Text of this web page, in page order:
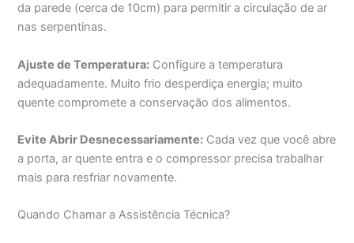
da parede (cerca de 10cm) para permitir a circulação de ar
nas serpentinas.
Ajuste de Temperatura: Configure a temperatura
adequadamente. Muito frio desperdiça energia; muito
quente compromete a conservação dos alimentos.
Evite Abrir Desnecessariamente: Cada vez que você abre
a porta, ar quente entra e o compressor precisa trabalhar
mais para resfriar novamente.
Quando Chamar a Assistência Técnica?